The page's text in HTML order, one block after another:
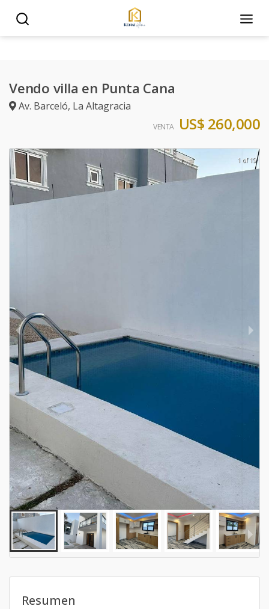
Vendo villa en Punta Cana
Av. Barceló, La Altagracia
VENTA US$ 260,000
1 of 19
Resumen